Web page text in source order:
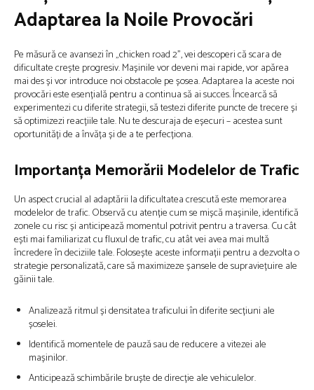
Adaptarea la Noile Provocări
Pe măsură ce avansezi în „chicken road 2”, vei descoperi că scara de
dificultate crește progresiv. Mașinile vor deveni mai rapide, vor apărea
mai des și vor introduce noi obstacole pe șosea. Adaptarea la aceste noi
provocări este esențială pentru a continua să ai succes. Încearcă să
experimentezi cu diferite strategii, să testezi diferite puncte de trecere și
să optimizezi reacțiile tale. Nu te descuraja de eșecuri – acestea sunt
oportunități de a învăța și de a te perfecționa.
Importanța Memorării Modelelor de Trafic
Un aspect crucial al adaptării la dificultatea crescută este memorarea
modelelor de trafic. Observă cu atenție cum se mișcă mașinile, identifică
zonele cu risc și anticipează momentul potrivit pentru a traversa. Cu cât
ești mai familiarizat cu fluxul de trafic, cu atât vei avea mai multă
încredere în deciziile tale. Folosește aceste informații pentru a dezvolta o
strategie personalizată, care să maximizeze șansele de supraviețuire ale
găinii tale.
Analizează ritmul și densitatea traficului în diferite secțiuni ale
șoselei.
Identifică momentele de pauză sau de reducere a vitezei ale
mașinilor.
Anticipează schimbările bruște de direcție ale vehiculelor.